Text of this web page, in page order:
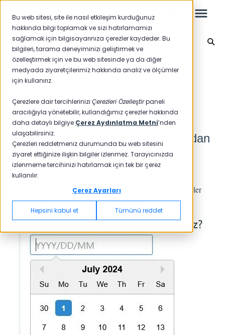
Bu web sitesi, site ile nasıl etkileşim kurduğunuz
hakkında bilgi toplamak ve sizi hatırlamamızı
sağlamak için bilgisayarınıza çerezler kaydeder. Bu
bilgileri, tarama deneyiminizi geliştirmek ve
özelleştirmek için ve bu web sitesinde ya da diğer
medyada ziyaretçilerimiz hakkında analiz ve ölçümler
için kullanırız.
Çerezlere dair tercihlerinizi Çerezleri Özelleştirpaneli
aracılığıyla yönetebilir, kullandığımız çerezler hakkında
daha detaylı bilgiye Çerez Aydınlatma Metni’nden
ulaşabilirsiniz.
Çerezleri reddetmeniz durumunda bu web sitesini
ziyaret ettiğinize ilişkin bilgiler izlenmez. Tarayıcınızda
izlenmeme tercihinizi hatırlamak için tek bir çerez
kullanılır.
Çerez Ayarları
Hepsini kabul et Tümünü reddet
Soru Türleri
Leo
Yeni Başlayanlar İçin
Raporlar
NPS
CSAT
Raporlama 2024
Geri Bildirimler
Geri Bildirim
Müşteri Yanıtlama
Geri Bildirimlerle İlgili Sorular
Ana sayfaya geri dön
Tarih Sorusu
Anketinizi cevaplayanlardan doğrudan
tarih bilgisi elde edilebilir.
Tarih sorusunun tarih seçme işleviyle, anketi dolduran kişiler
hızlıca soruya istinaden cevap verebilirler.